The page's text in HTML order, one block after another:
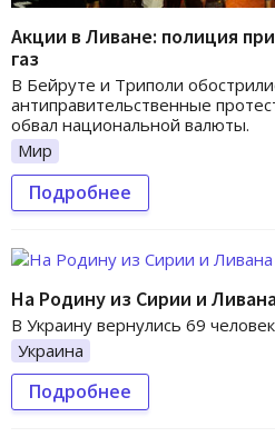
Акции в Ливане: полиция
газ
В Бейруте и Триполи
антиправительственные
обвал национальной валюты.
Мир
Подробнее
На Родину из Сирии и
В Украину вернулись 69
Украина
Подробнее